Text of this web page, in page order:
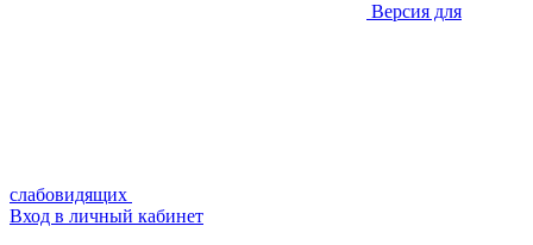
Версия для
слабовидящих
Вход в личный кабинет